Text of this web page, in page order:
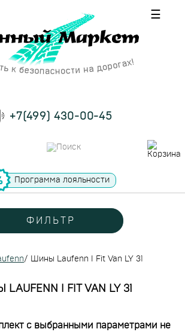
☰
+7(499) 430-00-45
Программа лояльности
ФИЛЬТР
/ Шины Laufenn I Fit Van LY 31
I FIT VAN LY 31
с выбранными параметрами не